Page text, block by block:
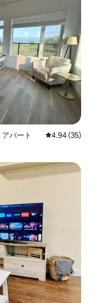
パート レビュー35
4.94 (35)